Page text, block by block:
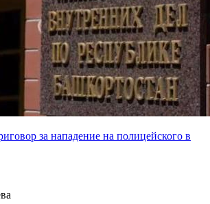
за нападение на полицейского в